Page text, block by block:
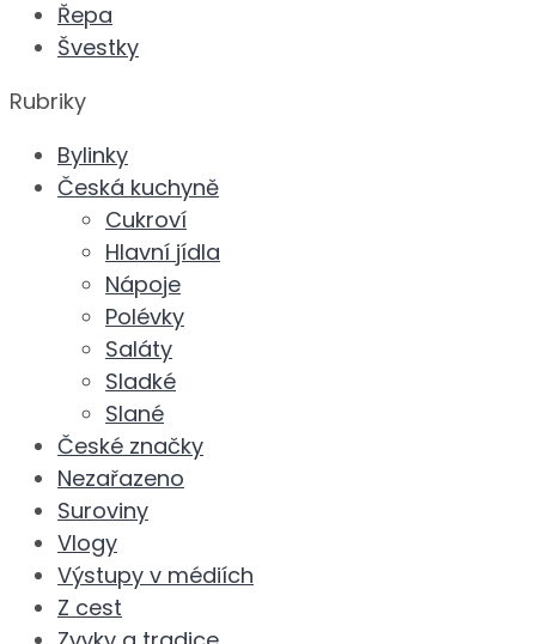
Řepa
Švestky
Rubriky
Bylinky
Česká kuchyně
Cukroví
Hlavní jídla
Nápoje
Polévky
Saláty
Sladké
Slané
České značky
Nezařazeno
Suroviny
Vlogy
Výstupy v médiích
Z cest